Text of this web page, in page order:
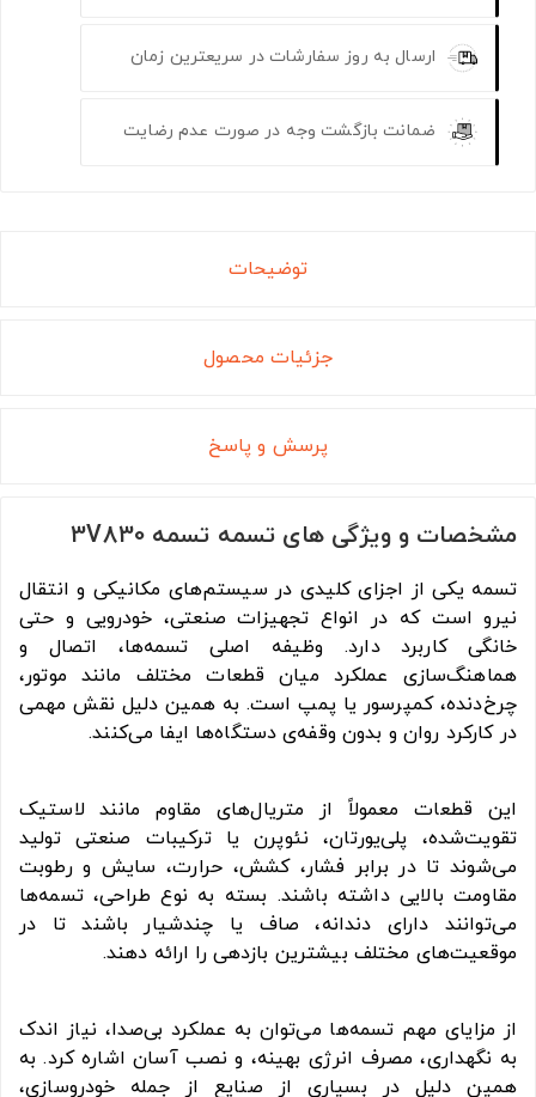
ارسال به روز سفارشات در سریعترین زمان
ضمانت بازگشت وجه در صورت عدم رضایت
توضیحات
جزئیات محصول
پرسش و پاسخ
مشخصات و ویژگی های تسمه تسمه 3V830
تسمه یکی از اجزای کلیدی در سیستم‌های مکانیکی و انتقال
نیرو است که در انواع تجهیزات صنعتی، خودرویی و حتی
خانگی کاربرد دارد. وظیفه اصلی تسمه‌ها، اتصال و
هماهنگ‌سازی عملکرد میان قطعات مختلف مانند موتور،
چرخ‌دنده، کمپرسور یا پمپ است. به همین دلیل نقش مهمی
در کارکرد روان و بدون وقفه‌ی دستگاه‌ها ایفا می‌کنند.
این قطعات معمولاً از متریال‌های مقاوم مانند لاستیک
تقویت‌شده، پلی‌یورتان، نئوپرن یا ترکیبات صنعتی تولید
می‌شوند تا در برابر فشار، کشش، حرارت، سایش و رطوبت
مقاومت بالایی داشته باشند. بسته به نوع طراحی، تسمه‌ها
می‌توانند دارای دندانه، صاف یا چندشیار باشند تا در
موقعیت‌های مختلف بیشترین بازدهی را ارائه دهند.
از مزایای مهم تسمه‌ها می‌توان به عملکرد بی‌صدا، نیاز اندک
به نگهداری، مصرف انرژی بهینه، و نصب آسان اشاره کرد. به
همین دلیل در بسیاری از صنایع از جمله خودروسازی،